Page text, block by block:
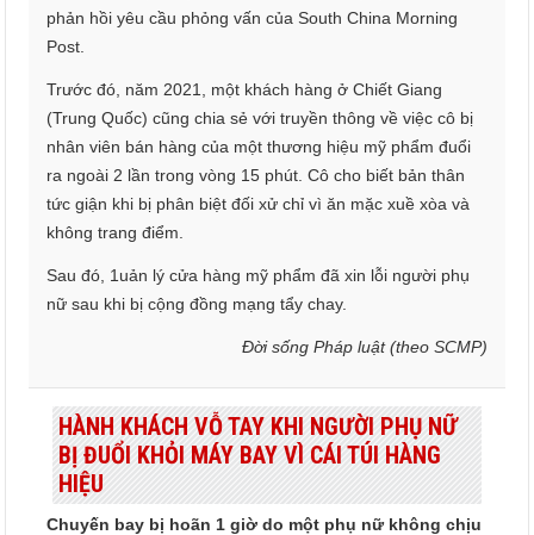
phản hồi yêu cầu phỏng vấn của South China Morning
Post.
Trước đó, năm 2021, một khách hàng ở Chiết Giang
(Trung Quốc) cũng chia sẻ với truyền thông về việc cô bị
nhân viên bán hàng của một thương hiệu mỹ phẩm đuổi
ra ngoài 2 lần trong vòng 15 phút. Cô cho biết bản thân
tức giận khi bị phân biệt đối xử chỉ vì ăn mặc xuề xòa và
không trang điểm.
Sau đó, 1uản lý cửa hàng mỹ phẩm đã xin lỗi người phụ
nữ sau khi bị cộng đồng mạng tẩy chay.
Đời sống Pháp luật (theo SCMP)
HÀNH KHÁCH VỖ TAY KHI NGƯỜI PHỤ NỮ
BỊ ĐUỔI KHỎI MÁY BAY VÌ CÁI TÚI HÀNG
HIỆU
Chuyến bay bị hoãn 1 giờ do một phụ nữ không chịu